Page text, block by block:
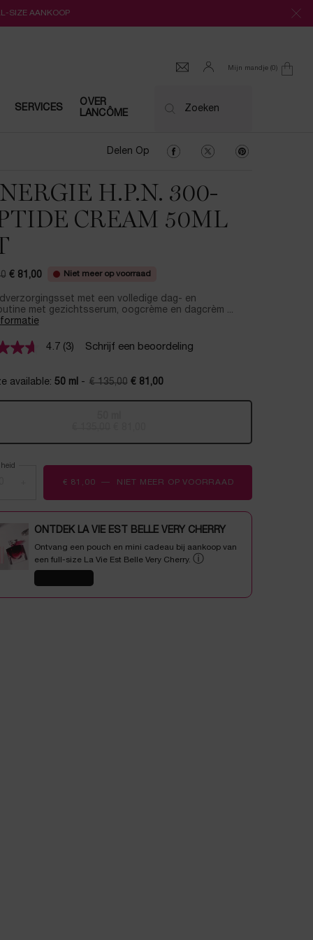
SIZE AANKOOP
Mijn mandje 0
0 product
SERVICES
OVER
LANCÔME
Zoeken
Delen Op Delen Op Facebook
Delen Op Twitter
Delen Op
H.P.N. 300-
CREAM 50ML
€ 81,00 Niet meer op voorraad
met een volledige dag- en
met gezichtsserum, oogcrème en dagcrèm ...
4.7
Lees
beoordelingen.
Dezelfde
(3) Schrijf een beoordeling
available: 50 ml -
Oude prijs
€ 135,00
Nieuwe prijs
€ 81,00
€ 81,00 ― NIET MEER OP VOORRAAD
ONTDEK LA VIE EST BELLE VERY CHERRY
Ontvang een pouch en mini cadeau bij aankoop van
een full-size La Vie Est Belle Very Cherry. ⓘ